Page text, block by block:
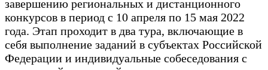
завершению региональных и дистанционного
конкурсов в период с 10 апреля по 15 мая 2022
года. Этап проходит в два тура, включающие в
себя выполнение заданий в субъектах Российской
Федерации и индивидуальные собеседования с